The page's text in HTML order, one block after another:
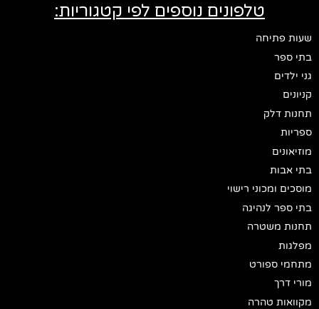
טלפונים נוספים לפי קטגוריות:
שעות פתיחה
בתי ספר
גני ילדים
קניונים
תחנות דלק
ספריות
מוזיאונים
בתי אבות
מוסכים ומכוני רישוי
בתי ספר לנהיגה
תחנות משטרה
מפלגות
מתחמי ספורט
מורי דרך
מקוואות טהרה